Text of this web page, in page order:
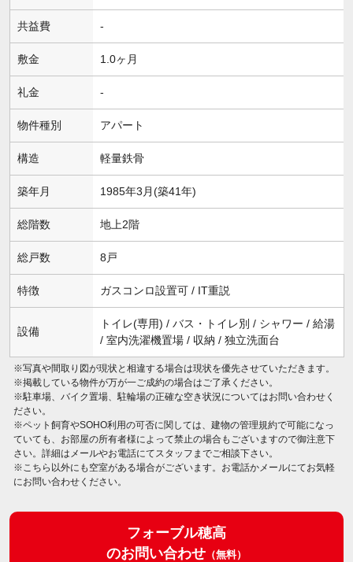
共益費 -
敷金 1.0ヶ月
礼金 -
物件種別 アパート
構造 軽量鉄骨
築年月 1985年3月(築41年)
総階数 地上2階
総戸数 8戸
特徴 ガスコンロ設置可 / IT重説
設備
トイレ(専用) / バス・トイレ別 / シャワー / 給湯
/ 室内洗濯機置場 / 収納 / 独立洗面台
※写真や間取り図が現状と相違する場合は現状を優先させていただきます。
※掲載している物件が万が一ご成約の場合はご了承ください。
※駐車場、バイク置場、駐輪場の正確な空き状況についてはお問い合わせく
ださい。
※ペット飼育やSOHO利用の可否に関しては、建物の管理規約で可能になっ
ていても、お部屋の所有者様によって禁止の場合もございますので御注意下
さい。詳細はメールやお電話にてスタッフまでご相談下さい。
※こちら以外にも空室がある場合がございます。お電話かメールにてお気軽
にお問い合わせください。
フォーブル穂高
のお問い合わせ （無料）